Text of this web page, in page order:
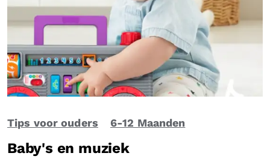
Tips voor ouders 6-12 Maanden
Baby's en muziek